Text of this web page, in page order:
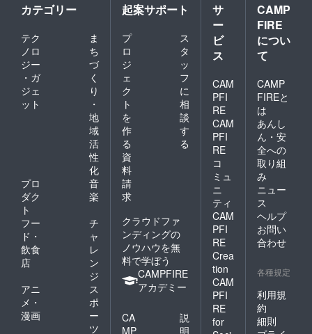
カテゴリー
テク
ノロ
ジー
・ガ
ジェ
ット
ま
ち
づ
く
り
・
地
域
活
性
化
プロ
ダク
ト
音
楽
フー
ド・
飲食
店
チ
ャ
レ
ン
ジ
アニ
メ・
漫画
ス
ポ
ー
ツ
起案サポート
プ
ロ
ジ
ェ
ク
ト
を
作
る
ス
タ
ッ
フ
に
相
談
す
る
資
料
請
求
クラウドファ
ンディングの
ノウハウを無
料で学ぼう
CAMPFIRE
アカデミー
CA
MP
説
明
サ
ー
ビ
ス
CAM
PFI
RE
CAM
PFI
RE
コ
ミュ
ニ
ティ
CAM
PFI
RE
Crea
tion
CAM
PFI
RE
for
CAMP
FIRE
につい
て
CAMP
FIREと
は
あんし
ん・安
全への
取り組
み
ニュー
ス
ヘルプ
お問い
合わせ
各種規定
利用規
約
細則